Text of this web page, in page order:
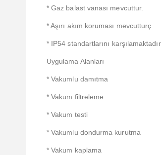
* Gaz balast vanası mevcuttur.
* Aşırı akım koruması mevcutturç
* IP54 standartlarını karşılamaktadır.
Uygulama Alanları
* Vakumlu damıtma
* Vakum filtreleme
* Vakum testi
* Vakumlu dondurma kurutma
* Vakum kaplama